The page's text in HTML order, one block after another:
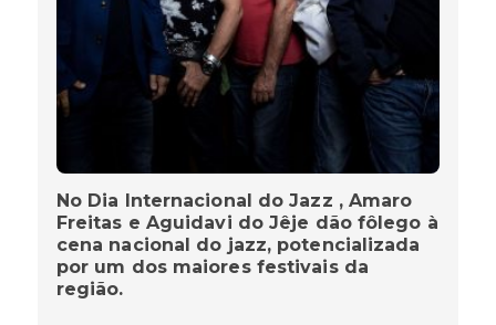
No Dia Internacional do Jazz , Amaro
Freitas e Aguidavi do Jêje dão fôlego à
cena nacional do jazz, potencializada
por um dos maiores festivais da
região.